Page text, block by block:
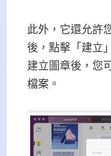
此外，它還允許
後，點擊「建立
建立圖章後，您
檔案。